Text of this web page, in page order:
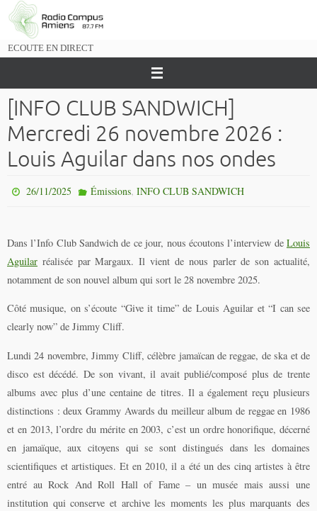
Passer
vers
ECOUTE EN DIRECT
[INFO CLUB SANDWICH]
Mercredi 26 novembre 2026 :
Louis Aguilar dans nos ondes
26/11/2025 Émissions, INFO CLUB SANDWICH
Dans l’Info Club Sandwich de ce jour, nous écoutons l’interview de Louis
Aguilar réalisée par Margaux. Il vient de nous parler de son actualité,
notamment de son nouvel album qui sort le 28 novembre 2025.
Côté musique, on s’écoute “Give it time” de Louis Aguilar et “I can see
clearly now” de Jimmy Cliff.
Lundi 24 novembre, Jimmy Cliff, célèbre jamaïcan de reggae, de ska et de
disco est décédé. De son vivant, il avait publié/composé plus de trente
albums avec plus d’une centaine de titres. Il a également reçu plusieurs
distinctions : deux Grammy Awards du meilleur album de reggae en 1986
et en 2013, l’ordre du mérite en 2003, c’est un ordre honorifique, décerné
en jamaïque, aux citoyens qui se sont distingués dans les domaines
scientifiques et artistiques. Et en 2010, il a été un des cinq artistes à être
entré au Rock And Roll Hall of Fame – un musée mais aussi une
institution qui conserve et archive les moments les plus marquants des